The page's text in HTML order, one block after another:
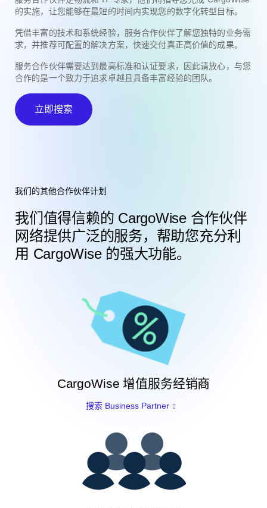
的实施，让您能够在最短的时间内实现您的数字化转型目标。
凭借丰富的技术和系统经验，服务合作伙伴了解您独特的业务需
求，并推荐可配置的解决方案，快速交付真正高价值的成果。
服务合作伙伴需要达到最高标准和认证要求，因此请放心，与您
合作的是一个致力于追求卓越且具备丰富经验的团队。
立即搜索
我们的其他合作伙伴计划
我们值得信赖的 CargoWise 合作伙伴
网络提供广泛的服务，帮助您充分利
用 CargoWise 的强大功能。
CargoWise 增值服务经销商
搜索 Business Partner